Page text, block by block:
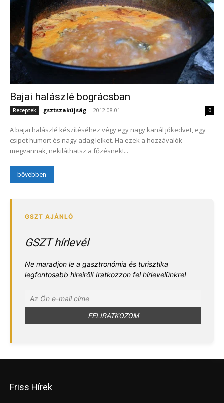
Bajai halászlé bográcsban
Receptek gsztszakújság - 2012.08.01. 0
A bajai halászlé készítéséhez végy egy nagy kanál jókedvet, egy
csipet humort és nagy adag lelket. Ha ezek a hozzávalók
megvannak, nekiláthatsz a főzésnek!...
bővebben
GSZT hírlevél
Ne maradjon le a gasztronómia és turisztika
legfontosabb híreiről! Iratkozzon fel hírlevelünkre!
Friss Hírek